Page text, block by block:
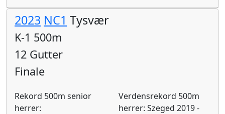
2023 NC1 Tysvær
K-1 500m
12 Gutter
Finale
Rekord 500m senior
herrer:
Verdensrekord 500m
herrer: Szeged 2019 -